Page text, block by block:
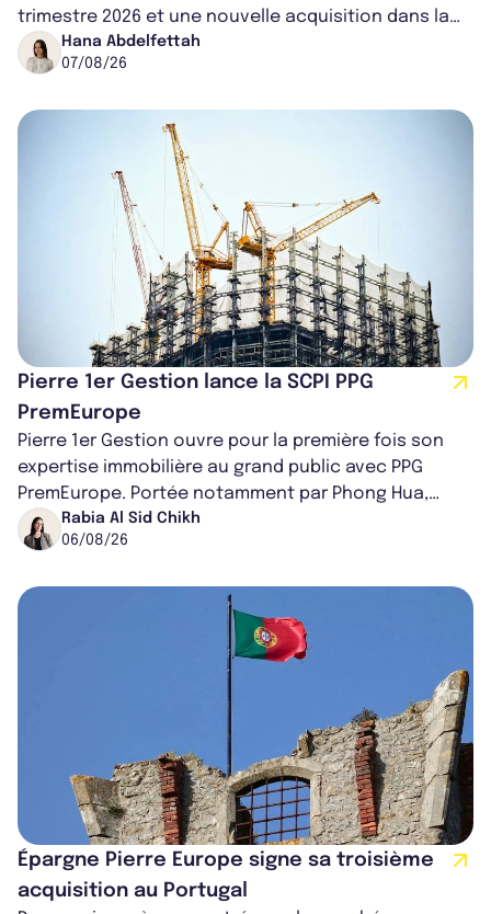
trimestre 2026 et une nouvelle acquisition dans la
région de Chicago. Entre hausse de...
Hana Abdelfettah
07/08/26
Pierre 1er Gestion lance la SCPI PPG
PremEurope
Pierre 1er Gestion ouvre pour la première fois son
expertise immobilière au grand public avec PPG
PremEurope. Portée notamment par Phong Hua,
ancien directeur des investissements d...
Rabia Al Sid Chikh
06/08/26
Épargne Pierre Europe signe sa troisième
acquisition au Portugal